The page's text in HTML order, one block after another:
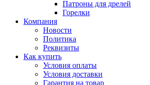
Патроны для дрелей
Горелки
Компания
Новости
Политика
Реквизиты
Как купить
Условия оплаты
Условия доставки
Гарантия на товар